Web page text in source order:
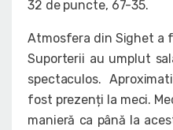
32 de puncte, 67-35.
Atmosfera din Sighet a
Suporterii au umplut
spectaculos.
fost prezenți la meci.
manieră ca până la